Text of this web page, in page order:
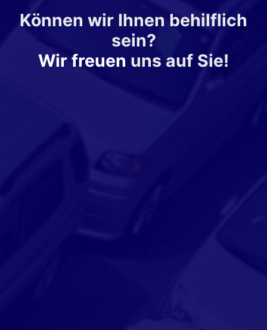
Können wir Ihnen behilflich
sein?
Wir freuen uns auf Sie!